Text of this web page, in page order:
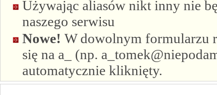
Używając aliasów nikt inny nie
naszego serwisu
Nowe! W dowolnym formularzu
się na a_ (np.
automatycznie kliknięty.